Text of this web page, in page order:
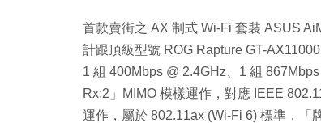
首款賣街之 AX 制式 Wi-Fi 套裝 ASUS
計跟頂級型號 ROG Rapture GT-
1 組 400Mbps @ 2.4GHz、1 組
Rx:2」MIMO 模樣運作，對應 IEEE
運作，屬於 802.11ax (Wi-Fi 6) 標準，「